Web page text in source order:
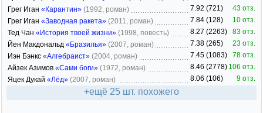
Грег Иган «Карантин» (1992, роман) 7.92 (721)
43 отз.
Грег Иган «Заводная ракета» (2011, роман) 7.84 (128)
10 отз.
Тед Чан «История твоей жизни» (1998, повесть) 8.27 (2263)
83 отз.
Йен Макдональд «Бразилья» (2007, роман) 7.38 (265)
23 отз.
Иэн Бэнкс «Алгебраист» (2004, роман) 7.45 (1083)
78 отз.
Айзек Азимов «Сами боги» (1972, роман) 8.46 (2778) 106 отз.
Яцек Дукай «Лёд» (2007, роман) 8.06 (106) 9 отз.
+ещё 25 шт. похожего